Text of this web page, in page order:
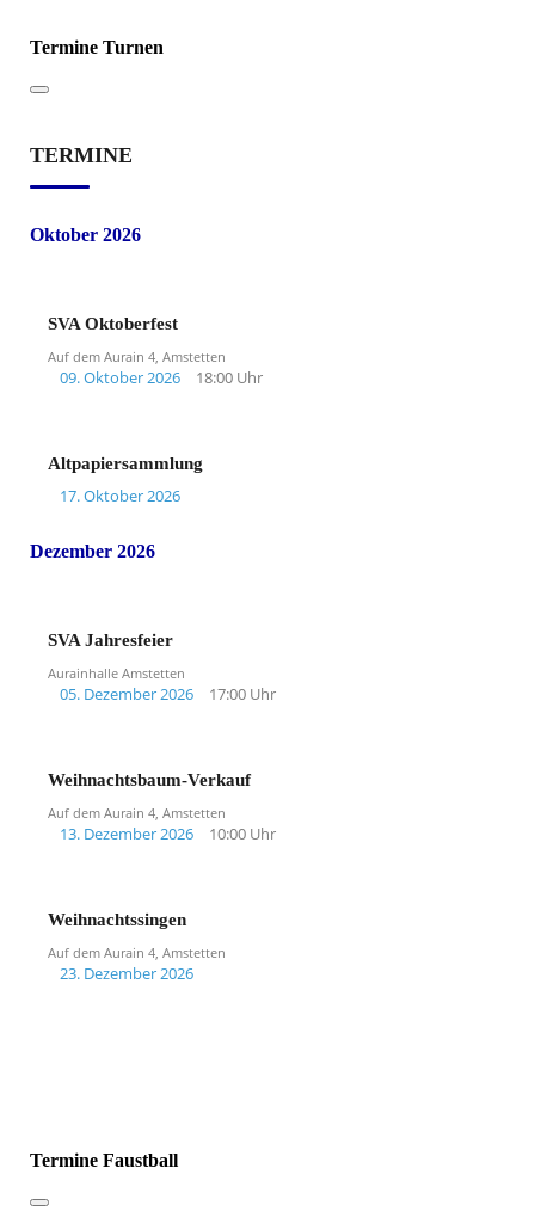
Termine Turnen
TERMINE
Oktober 2026
SVA Oktoberfest
Auf dem Aurain 4, Amstetten
09. Oktober 2026 18:00 Uhr
Altpapiersammlung
17. Oktober 2026
Dezember 2026
SVA Jahresfeier
Aurainhalle Amstetten
05. Dezember 2026 17:00 Uhr
Weihnachtsbaum-Verkauf
Auf dem Aurain 4, Amstetten
13. Dezember 2026 10:00 Uhr
Weihnachtssingen
Auf dem Aurain 4, Amstetten
23. Dezember 2026
Termine Faustball